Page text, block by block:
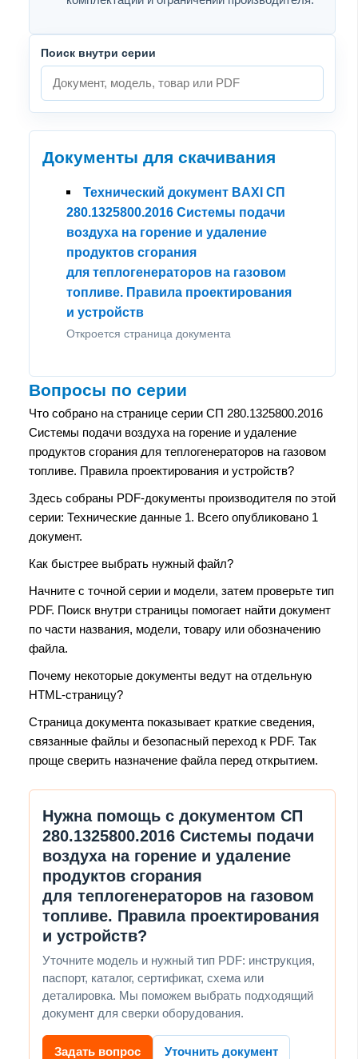
Поиск внутри серии
Документы для скачивания
Технический документ BAXI СП
280.1325800.2016 Системы подачи
воздуха на горение и удаление
продуктов сгорания
для теплогенераторов на газовом
топливе. Правила проектирования
и устройств
Откроется страница документа
Вопросы по серии
Что собрано на странице серии СП 280.1325800.2016
Системы подачи воздуха на горение и удаление
продуктов сгорания для теплогенераторов на газовом
топливе. Правила проектирования и устройств?
Здесь собраны PDF-документы производителя по этой
серии: Технические данные 1. Всего опубликовано 1
документ.
Как быстрее выбрать нужный файл?
Начните с точной серии и модели, затем проверьте тип
PDF. Поиск внутри страницы помогает найти документ
по части названия, модели, товару или обозначению
файла.
Почему некоторые документы ведут на отдельную
HTML-страницу?
Страница документа показывает краткие сведения,
связанные файлы и безопасный переход к PDF. Так
проще сверить назначение файла перед открытием.
Нужна помощь с документом СП
280.1325800.2016 Системы подачи
воздуха на горение и удаление
продуктов сгорания
для теплогенераторов на газовом
топливе. Правила проектирования
и устройств?
Уточните модель и нужный тип PDF: инструкция,
паспорт, каталог, сертификат, схема или
деталировка. Мы поможем выбрать подходящий
документ для сверки оборудования.
Задать вопрос Уточнить документ